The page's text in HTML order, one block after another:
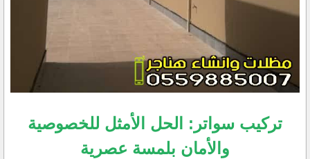
تركيب سواتر: الحل الأمثل للخصوصية
والأمان بلمسة عصرية